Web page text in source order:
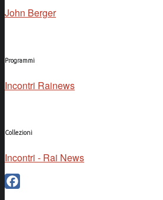
John Berger
Programmi
Incontri Rainews
Collezioni
Incontri - Rai News